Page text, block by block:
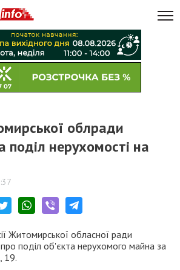
облради
поділ нерухомості на
Житомирської обласної ради
поділ об'єкта нерухомого майна за
19.